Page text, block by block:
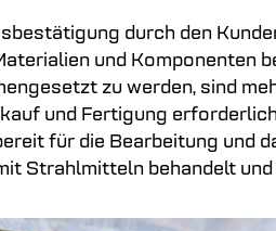
durch den
und Komponenten
zu werden, sind
und Fertigung
für die Bearbeitung und
Strahlmitteln behandelt